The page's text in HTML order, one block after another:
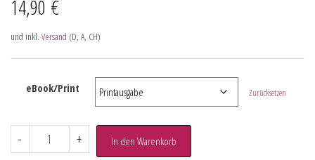
14,90 €
und inkl. Versand (D, A, CH)
eBook/Print Zurücksetzen
- + In den Warenkorb